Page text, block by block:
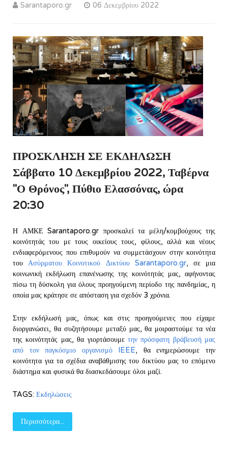
Sarantaporo.gr 06 Δεκεμβρίου 2022
ΠΡΟΣΚΛΗΣΗ ΣΕ ΕΚΔΗΛΩΣΗ
Σάββατο 10 Δεκεμβρίου 2022, Ταβέρνα
"Ο Θρόνος", Πύθιο Ελασσόνας, ώρα
20:30
Η ΑΜΚΕ Sarantaporo.gr προσκαλεί τα μέλη/κομβούχους της
κοινότητάς του με τους οικείους τους, φίλους, αλλά και νέους
ενδιαφερόμενους που επιθυμούν να συμμετάσχουν στην κοινότητα
τουΑσύρματου Κοινοτικού Δικτύου Sarantaporo.gr, σε μια
κοινωνική εκδήλωση επανένωσης της κοινότητάς μας, αφήνοντας
πίσω τη δύσκολη για όλους προηγούμενη περίοδο της πανδημίας, η
οποία μας κράτησε σε απόσταση για σχεδόν 3 χρόνια.
Στην εκδήλωσή μας, όπως και στις προηγούμενες που είχαμε
διοργανώσει, θα συζητήσουμε μεταξύ μας, θα μοιραστούμε τα νέα
της κοινότητάς μας, θα γιορτάσουμε την πρόσφατη βράβευσή μας
από τον παγκόσμιο οργανισμό IEEE, θα ενημερώσουμε την
κοινότητα για τα σχέδια αναβάθμισης του δικτύου μας το επόμενο
διάστημα και φυσικά θα διασκεδάσουμε όλοι μαζί.
TAGS: Εκδηλώσεις
Περισσότερα...